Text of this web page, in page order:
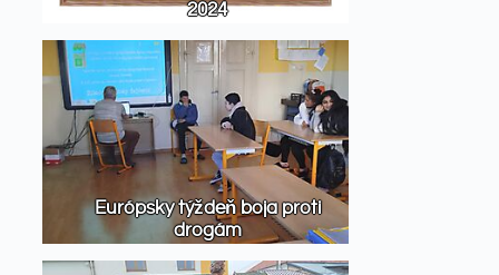
2024
Európsky týždeň boja proti
drogám